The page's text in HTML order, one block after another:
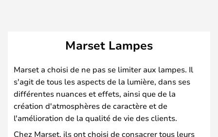
Marset Lampes
Marset a choisi de ne pas se limiter aux lampes. Il
s'agit de tous les aspects de la lumière, dans ses
différentes nuances et effets, ainsi que de la
création d'atmosphères de caractère et de
l'amélioration de la qualité de vie des clients.
Chez Marset, ils ont choisi de consacrer tous leurs